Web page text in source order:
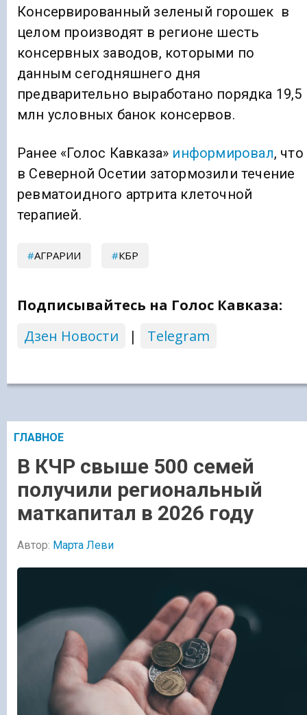
Консервированный зеленый горошек в
целом производят в регионе шесть
консервных заводов, которыми по
данным сегодняшнего дня
предварительно выработано порядка 19,5
млн условных банок консервов.
Ранее «Голос Кавказа» информировал, что
в Северной Осетии затормозили течение
ревматоидного артрита клеточной
терапией.
АГРАРИИ КБР
Подписывайтесь на Голос Кавказа:
Дзен Новости
| Telegram
ГЛАВНОЕ
В КЧР свыше 500 семей
получили региональный
маткапитал в 2026 году
Автор: Марта Леви